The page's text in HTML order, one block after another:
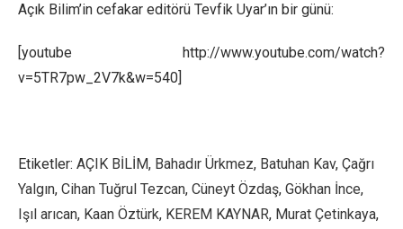
Açık Bilim’in cefakar editörü Tevfik Uyar’ın bir günü:
[youtube http://www.youtube.com/watch?
v=5TR7pw_2V7k&w=540]
Etiketler: AÇIK BİLİM, Bahadır Ürkmez, Batuhan Kav, Çağrı
Yalgın, Cihan Tuğrul Tezcan, Cüneyt Özdaş, Gökhan İnce,
Işıl arıcan, Kaan Öztürk, KEREM KAYNAR, Murat Çetinkaya,